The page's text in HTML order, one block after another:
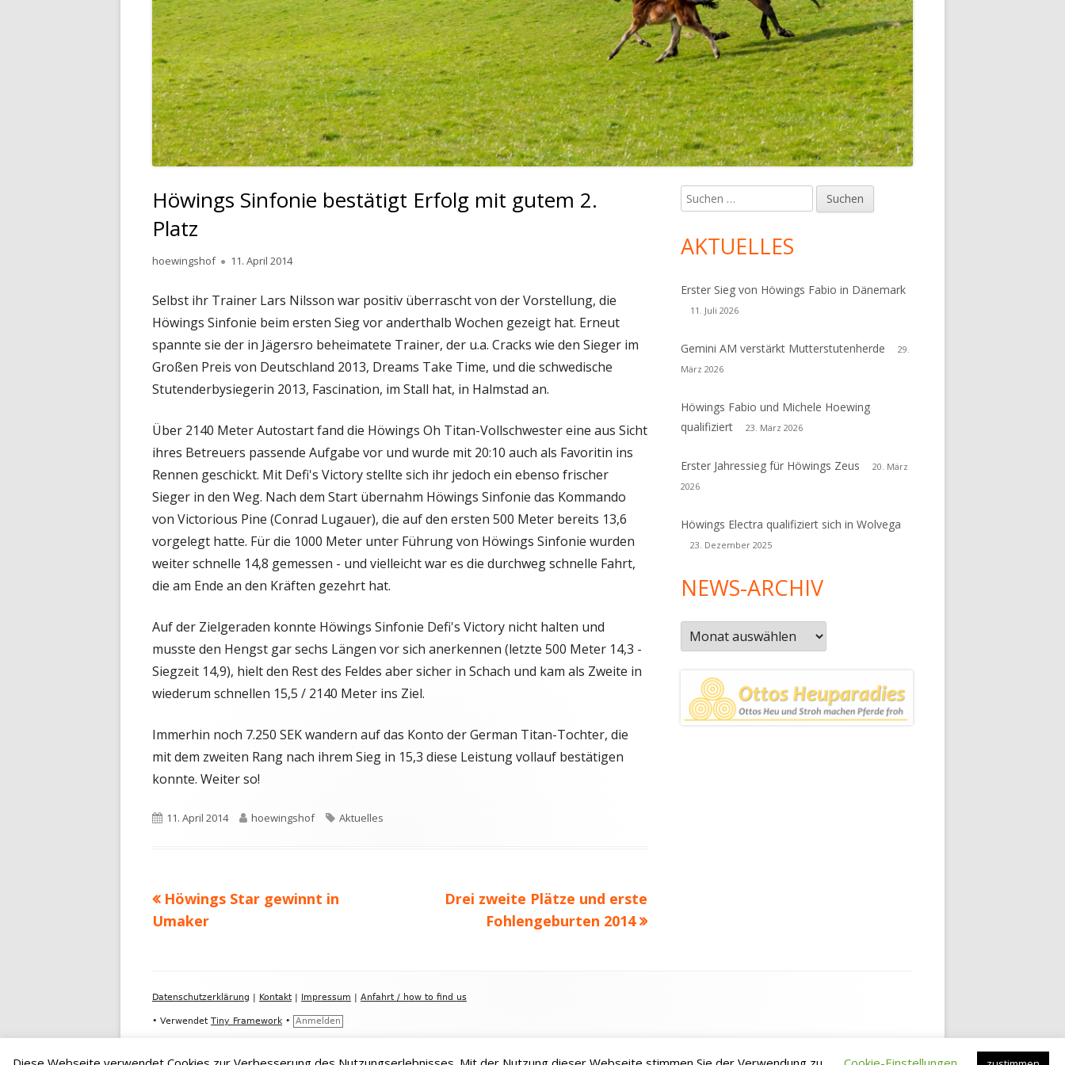
Höwings Sinfonie bestätigt Erfolg mit gutem 2.
Platz
Autor
hoewingshof
Veröffentlicht
11. April 2014
Selbst ihr Trainer Lars Nilsson war positiv überrascht von der Vorstellung, die
Höwings Sinfonie beim ersten Sieg vor anderthalb Wochen gezeigt hat. Erneut
spannte sie der in Jägersro beheimatete Trainer, der u.a. Cracks wie den Sieger im
Großen Preis von Deutschland 2013, Dreams Take Time, und die schwedische
Stutenderbysiegerin 2013, Fascination, im Stall hat, in Halmstad an.
Über 2140 Meter Autostart fand die Höwings Oh Titan-Vollschwester eine aus Sicht
ihres Betreuers passende Aufgabe vor und wurde mit 20:10 auch als Favoritin ins
Rennen geschickt. Mit Defi's Victory stellte sich ihr jedoch ein ebenso frischer
Sieger in den Weg. Nach dem Start übernahm Höwings Sinfonie das Kommando
von Victorious Pine (Conrad Lugauer), die auf den ersten 500 Meter bereits 13,6
vorgelegt hatte. Für die 1000 Meter unter Führung von Höwings Sinfonie wurden
weiter schnelle 14,8 gemessen - und vielleicht war es die durchweg schnelle Fahrt,
die am Ende an den Kräften gezehrt hat.
Auf der Zielgeraden konnte Höwings Sinfonie Defi's Victory nicht halten und
musste den Hengst gar sechs Längen vor sich anerkennen (letzte 500 Meter 14,3 -
Siegzeit 14,9), hielt den Rest des Feldes aber sicher in Schach und kam als Zweite in
wiederum schnellen 15,5 / 2140 Meter ins Ziel.
Immerhin noch 7.250 SEK wandern auf das Konto der German Titan-Tochter, die
mit dem zweiten Rang nach ihrem Sieg in 15,3 diese Leistung vollauf bestätigen
konnte. Weiter so!
Veröffentlicht
11. April 2014 Autor
hoewingshof Schlagwörter
Aktuelles
Beitragsnavigation
Vorheriger
Beitrag:
Höwings Star gewinnt in
Umaker
Nächster
Beitrag
Drei zweite Plätze und erste
Fohlengeburten 2014
Haupt-
Seitenleiste
Suchen
nach:
AKTUELLES
Erster Sieg von Höwings Fabio in Dänemark
11. Juli 2026
Gemini AM verstärkt Mutterstutenherde
29.
März 2026
Höwings Fabio und Michele Hoewing
qualifiziert
23. März 2026
Erster Jahressieg für Höwings Zeus
20. März
2026
Höwings Electra qualifiziert sich in Wolvega
23. Dezember 2025
NEWS-ARCHIV
News-
Archiv
Inhalt
Datenschutzerklärung Kontakt Impressum Anfahrt / how to find us
• Verwendet Tiny Framework • Anmelden